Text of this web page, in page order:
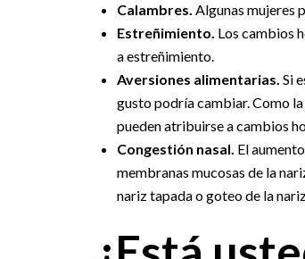
Calambres. Algunas mujeres
Estreñimiento. Los cambios
a estreñimiento.
Aversiones alimentarias. Si
gusto podría cambiar. Como
pueden atribuirse a cambios
Congestión nasal. El
membranas mucosas de la
nariz tapada o goteo de la